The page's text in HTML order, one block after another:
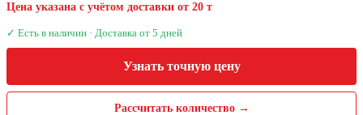
Цена указана с учётом доставки от 20 т
✓ Есть в наличии · Доставка от 5 дней
Узнать точную цену
Рассчитать количество →